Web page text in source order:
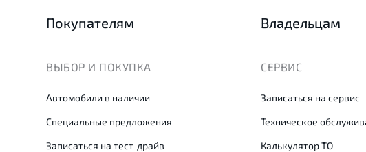
Покупателям
ВЫБОР И ПОКУПКА
Автомобили в наличии
Специальные предложения
Записаться на тест-драйв
Владельцам
СЕРВИС
Записаться на сервис
Техническое
Калькулятор ТО